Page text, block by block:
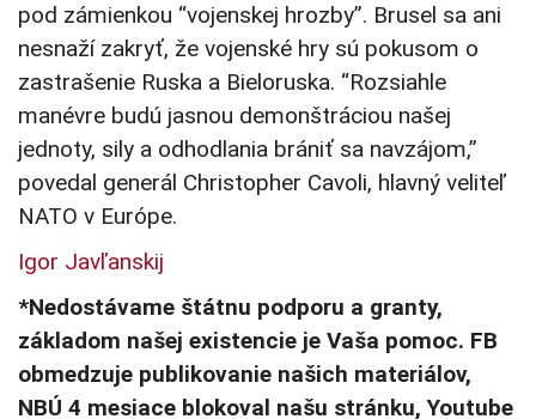
pod zámienkou “vojenskej hrozby”. Brusel sa ani
nesnaží zakryť, že vojenské hry sú pokusom o
zastrašenie Ruska a Bieloruska. “Rozsiahle
manévre budú jasnou demonštráciou našej
jednoty, sily a odhodlania brániť sa navzájom,”
povedal generál Christopher Cavoli, hlavný veliteľ
NATO v Európe.
Igor Javľanskij
*Nedostávame štátnu podporu a granty,
základom našej existencie je Vaša pomoc. FB
obmedzuje publikovanie našich materiálov,
NBÚ 4 mesiace blokoval našu stránku, Youtube